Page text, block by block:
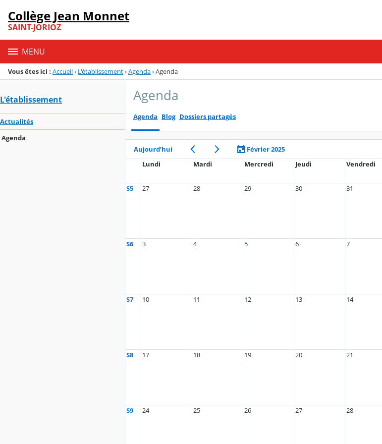
Menu de la rubrique
Contenu
Collège Jean Monnet
SAINT-JORIOZ
MENU
Vous êtes ici : Accueil› L'établissement›Agenda›Agenda
L'établissement
Actualités
Agenda
Agenda
Agenda Blog Dossiers partagés
Aujourd’hui Février 2025
Lundi
Mardi Mercredi Jeudi Vendredi
S5 27 28 29 30 31
S6 3 4 5 6 7
S7 10 11 12 13 14
S8 17 18 19 20 21
S9 24 25 26 27 28